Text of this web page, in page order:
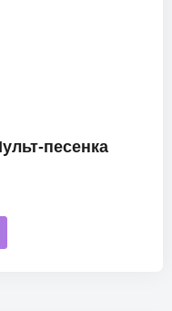
песенка